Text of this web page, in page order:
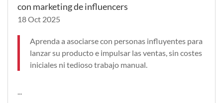
con marketing de influencers
18 Oct 2025
Aprenda a asociarse con personas influyentes para
lanzar su producto e impulsar las ventas, sin costes
iniciales ni tedioso trabajo manual.